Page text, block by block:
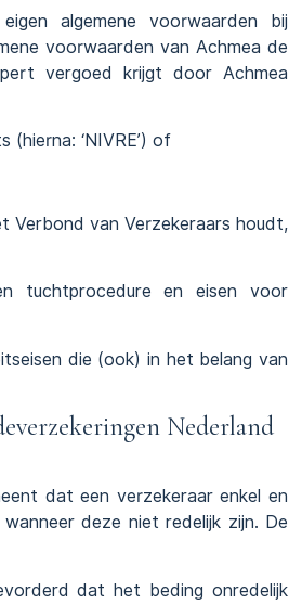
algemene voorwaarden bij
voorwaarden van Achmea de
vergoed krijgt door Achmea
‘NIVRE’) of
Verbond van Verzekeraars houdt,
tuchtprocedure en eisen voor
die (ook) in het belang van
Nederland
dat een verzekeraar enkel en
deze niet redelijk zijn. De
dat het beding onredelijk